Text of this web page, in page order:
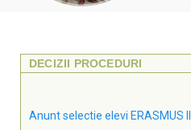
DECIZII PROCEDURI
Anunt selectie elevi ERASMUS II